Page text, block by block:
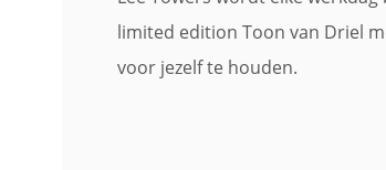
limited edition Toon van Driel
voor jezelf te houden.